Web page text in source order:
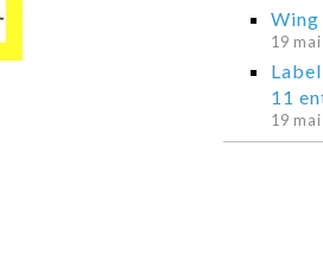
19
11
19